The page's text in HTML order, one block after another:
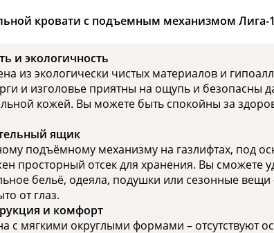
кровати с подъемным механизмом Лига-
и экологичность
из экологически чистых материалов и
и изголовье приятны на ощупь и безопасны
кожей. Вы можете быть спокойны за
ящик
подъёмному механизму на газлифтах, под
просторный отсек для хранения. Вы сможете
бельё, одеяла, подушки или сезонные вещи
от глаз.
и комфорт
с мягкими округлыми формами – отсутствуют